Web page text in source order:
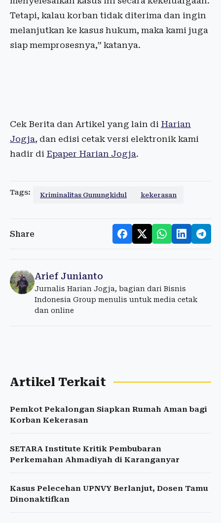
Tetapi, kalau korban tidak diterima dan ingin
melanjutkan ke kasus hukum, maka kami juga
siap memprosesnya,” katanya.
Cek Berita dan Artikel yang lain di Harian
Jogja, dan edisi cetak versi elektronik kami
hadir di Epaper Harian Jogja.
Tags: Kriminalitas Gunungkidul kekerasan
Share
Arief Junianto
Jurnalis Harian Jogja, bagian dari Bisnis
Indonesia Group menulis untuk media cetak
dan online
Artikel Terkait
Pemkot Pekalongan Siapkan Rumah Aman bagi
Korban Kekerasan
SETARA Institute Kritik Pembubaran
Perkemahan Ahmadiyah di Karanganyar
Kasus Pelecehan UPNVY Berlanjut, Dosen Tamu
Dinonaktifkan